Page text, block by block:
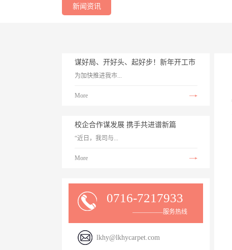
新闻资讯
谋好局、开好头、起好步！新年开工市
领导慰问鼓干劲！
为加快推进我市...
工业经济高质量发展，切实抓好新发展阶段开
领导莅临我司，看望和慰问公司干部职工、了
解公司生产经营情况。左右滑动 查看更多王
敏市长一行参观了我司的簇绒车间、涂胶车
More
校企合作谋发展 携手共进谱新篇
“近日，我司与...
武汉理工大学为充分发挥双方各自在人才、科
研、产业、资源等方面的优势，本着平等互
利、优势互补、资源共享、共谋发展的原则，
More
0716-7217933
—————服务热线
lkhy@lkhycarpet.com